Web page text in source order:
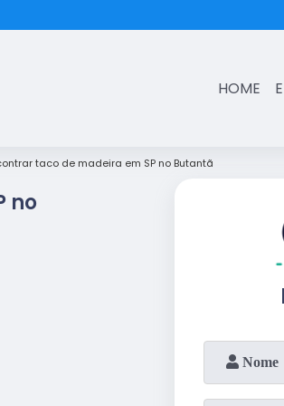
HOME
taco de madeira em SP no Butantã
no